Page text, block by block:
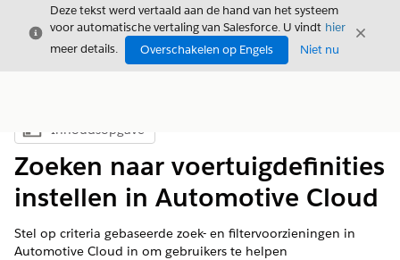
Sluiten
Deze tekst werd vertaald aan de hand van het systeem
voor automatische vertaling van Salesforce. U vindt hier
meer details.
Overschakelen op Engels Niet nu
Sluiten
Inhoudsopgave weergeven
Inhoudsopgave
Zoeken naar voertuigdefinities
instellen in Automotive Cloud
Stel op criteria gebaseerde zoek- en filtervoorzieningen in
Automotive Cloud in om gebruikers te helpen